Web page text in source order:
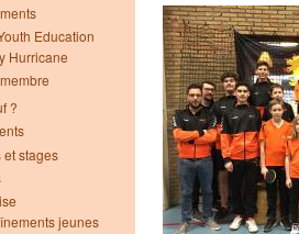
Education
Hurricane
?
et stages
jeunes